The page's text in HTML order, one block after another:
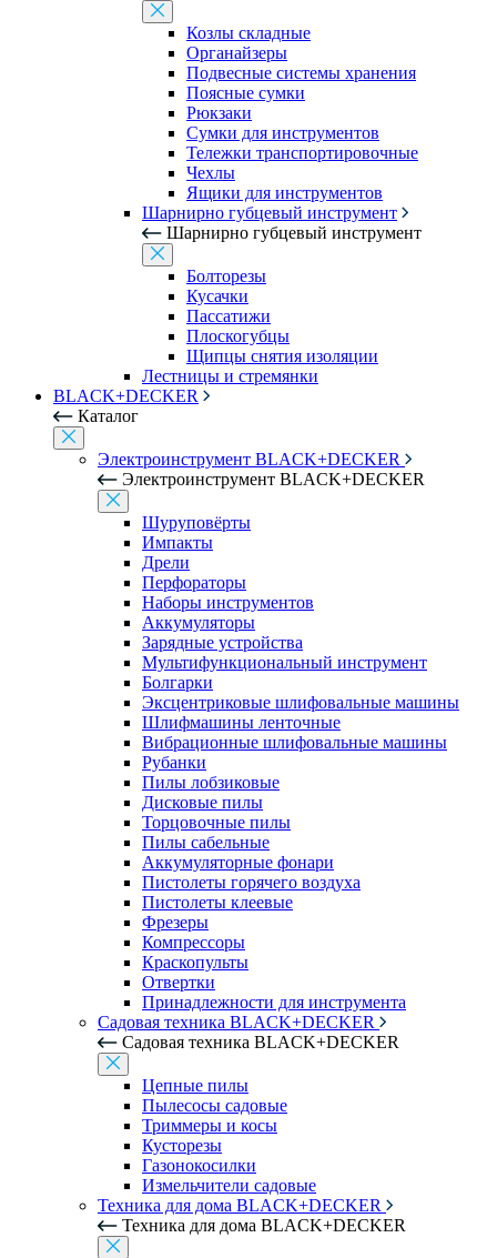
Козлы складные
Органайзеры
Подвесные системы хранения
Поясные сумки
Рюкзаки
Сумки для инструментов
Тележки транспортировочные
Чехлы
Ящики для инструментов
Шарнирно губцевый инструмент
Шарнирно губцевый инструмент
Болторезы
Кусачки
Пассатижи
Плоскогубцы
Щипцы снятия изоляции
Лестницы и стремянки
BLACK+DECKER
Каталог
Электроинструмент BLACK+DECKER
Электроинструмент BLACK+DECKER
Шуруповёрты
Импакты
Дрели
Перфораторы
Наборы инструментов
Аккумуляторы
Зарядные устройства
Мультифункциональный инструмент
Болгарки
Эксцентриковые шлифовальные машины
Шлифмашины ленточные
Вибрационные шлифовальные машины
Рубанки
Пилы лобзиковые
Дисковые пилы
Торцовочные пилы
Пилы сабельные
Аккумуляторные фонари
Пистолеты горячего воздуха
Пистолеты клеевые
Фрезеры
Компрессоры
Краскопульты
Отвертки
Принадлежности для инструмента
Садовая техника BLACK+DECKER
Садовая техника BLACK+DECKER
Цепные пилы
Пылесосы садовые
Триммеры и косы
Кусторезы
Газонокосилки
Измельчители садовые
Техника для дома BLACK+DECKER
Техника для дома BLACK+DECKER